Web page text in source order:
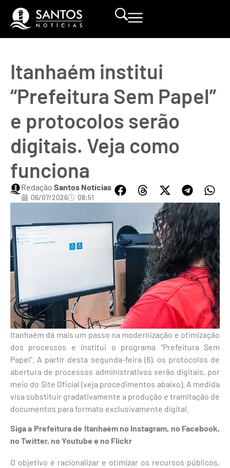
Itanhaém institui
“Prefeitura Sem Papel”
e protocolos serão
digitais. Veja como
funciona
Redação Santos Notícias
06/07/2026 08:51
Itanhaém dá mais um passo na modernização e otimização
dos processos e institui o programa “Prefeitura Sem
Papel”. A partir desta segunda-feira (6), os protocolos de
abertura de processos administrativos serão digitais, por
meio do Site Oficial (veja procedimentos abaixo). A medida
visa substituir gradativamente a produção e tramitação de
documentos para formato exclusivamente digital.
Siga a Prefeitura de Itanhaém no Instagram, no Facebook,
no Twitter, no Youtube e no Flickr
O objetivo é racionalizar e otimizar os recursos públicos,